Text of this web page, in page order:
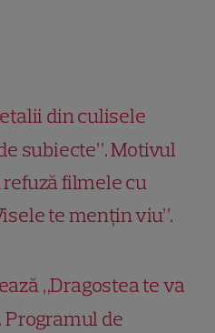
din culisele
subiecte”. Motivul
filmele cu
te mențin viu”.
„Dragostea te va
Programul de